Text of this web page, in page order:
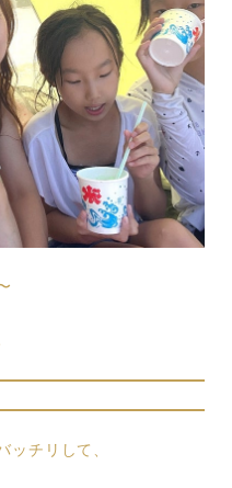
ッチリして、